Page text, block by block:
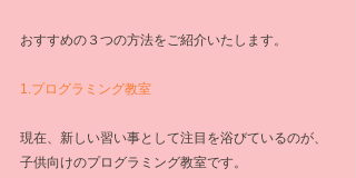
おすすめの３つの方法をご紹介いたします。
1.プログラミング教室
現在、新しい習い事として注目を浴びているのが、
子供向けのプログラミング教室です。